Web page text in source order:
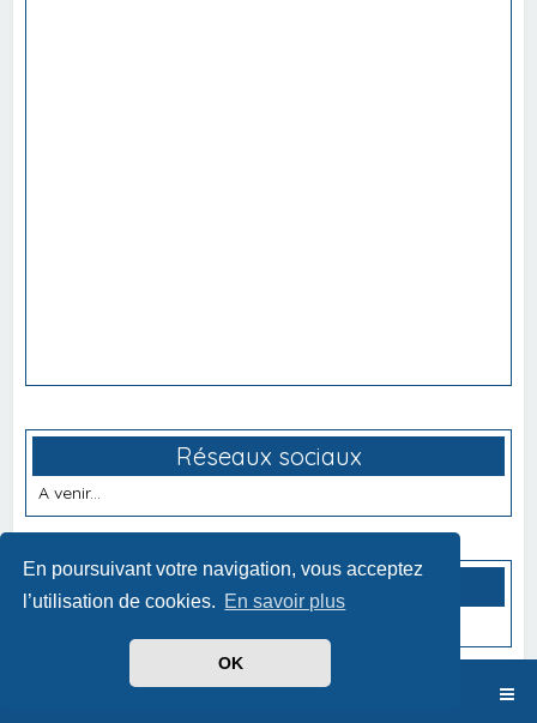
En poursuivant votre navigation, vous acceptez
l’utilisation de cookies. En savoir plus
OK
Réseaux sociaux
A venir...
Partenaires
Index du forum